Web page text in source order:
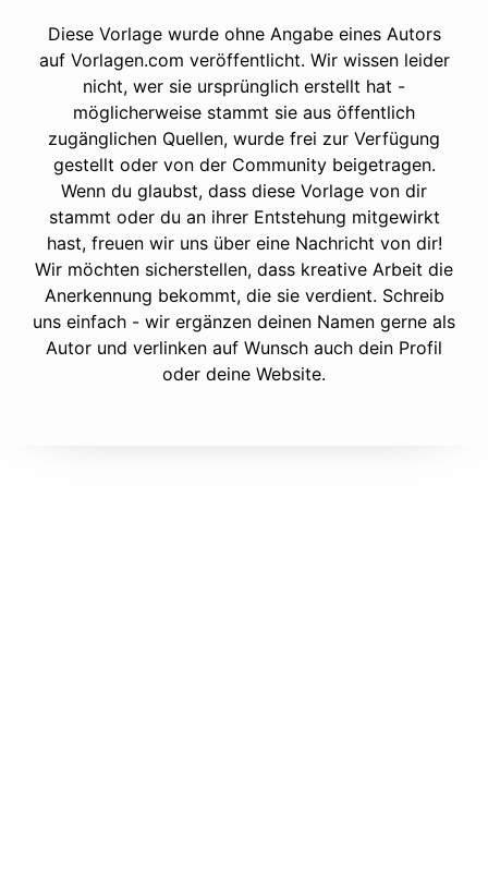
Diese Vorlage wurde ohne Angabe eines Autors
auf Vorlagen.com veröffentlicht. Wir wissen leider
nicht, wer sie ursprünglich erstellt hat -
möglicherweise stammt sie aus öffentlich
zugänglichen Quellen, wurde frei zur Verfügung
gestellt oder von der Community beigetragen.
Wenn du glaubst, dass diese Vorlage von dir
stammt oder du an ihrer Entstehung mitgewirkt
hast, freuen wir uns über eine Nachricht von dir!
Wir möchten sicherstellen, dass kreative Arbeit die
Anerkennung bekommt, die sie verdient. Schreib
uns einfach - wir ergänzen deinen Namen gerne als
Autor und verlinken auf Wunsch auch dein Profil
oder deine Website.